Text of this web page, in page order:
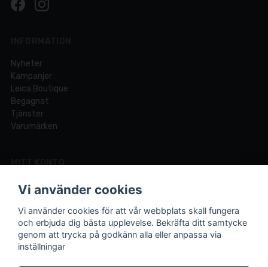
Nyheter
Kampanjer
Leica Boutique
Begagnat
Tjänster
Varumärken
MITT KONTO
Logga in
Registrera dig
Glömt lösenord?
Vi använder cookies
Vi använder cookies för att vår webbplats skall fungera
och erbjuda dig bästa upplevelse. Bekräfta ditt samtycke
genom att trycka på godkänn alla eller anpassa via
inställningar